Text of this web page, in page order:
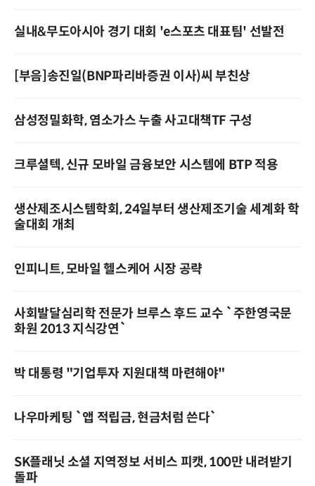
실내&무도아시아 경기 대회 'e스포츠 대표팀' 선발전
[부음]송진일(BNP파리바증권 이사)씨 부친상
삼성정밀화학, 염소가스 누출 사고대책TF 구성
크루셜텍, 신규 모바일 금융보안 시스템에 BTP 적용
생산제조시스템학회, 24일부터 생산제조기술 세계화 학
술대회 개최
인피니트, 모바일 헬스케어 시장 공략
사회발달심리학 전문가 브루스 후드 교수 `주한영국문
화원 2013 지식강연`
박 대통령 "기업투자 지원대책 마련해야"
나우마케팅 `앱 적립금, 현금처럼 쓴다`
SK플래닛 소셜 지역정보 서비스 피캣, 100만 내려받기
돌파